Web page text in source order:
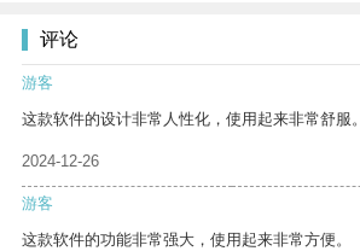
评论
游客
这款软件的设计非常人性化，使用起来非常舒服。
2024-12-26
游客
这款软件的功能非常强大，使用起来非常方便。